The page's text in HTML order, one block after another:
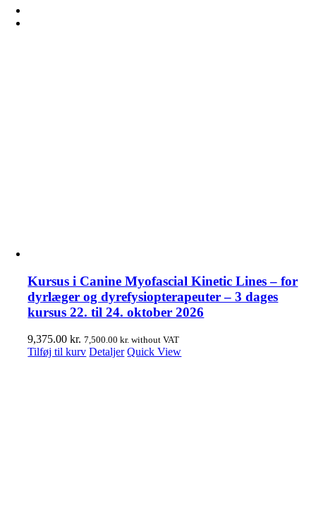
Kursus i Canine Myofascial Kinetic Lines – for
dyrlæger og dyrefysiopterapeuter – 3 dages
kursus 22. til 24. oktober 2026
9,375.00kr. 7,500.00kr. without VAT
Tilføj til kurv Detaljer Quick View